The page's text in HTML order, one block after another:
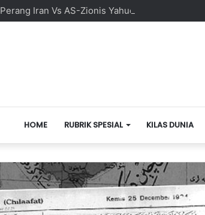
Perang Iran Vs AS-Zionis Yahudi dan Masa
HOME RUBRIK SPESIAL KILAS DUNIA